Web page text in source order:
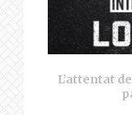
L’attentat